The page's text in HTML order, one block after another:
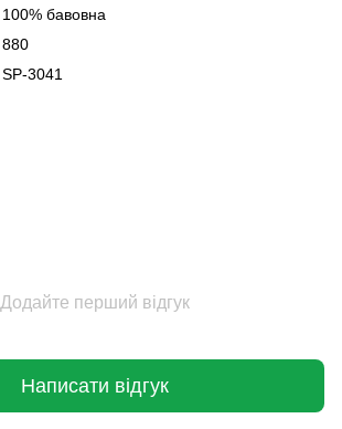
100% бавовна
880
SP-3041
Додайте перший відгук
Написати відгук